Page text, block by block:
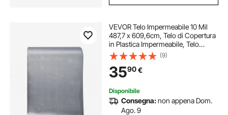
VEVOR Telo Impermeabile 10 Mil
487,7 x 609,6cm, Telo di Copertura
in Plastica Impermeabile, Telo
Multiuso per Esterno Occhielli Bordi
Rinforzati per Camion, Camper,
Barca, Campeggio
(Argento/Marrone)
(9)
3590€
Disponibile
Consegna:non appena Dom.
Ago. 9